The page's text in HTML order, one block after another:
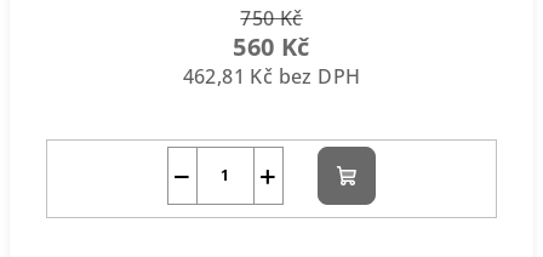
750 Kč
560 Kč
462,81 Kč bez DPH
+
− Do
košíku